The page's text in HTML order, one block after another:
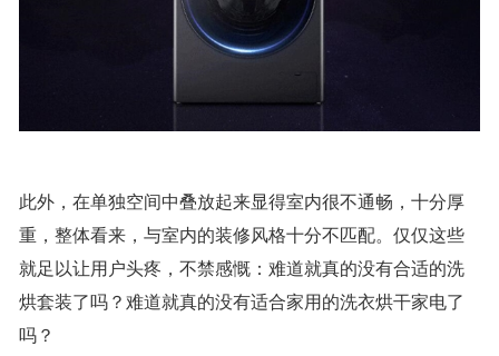
此外，在单独空间中叠放起来显得室内很不通畅，十分厚
重，整体看来，与室内的装修风格十分不匹配。仅仅这些
就足以让用户头疼，不禁感慨：难道就真的没有合适的洗
烘套装了吗？难道就真的没有适合家用的洗衣烘干家电了
吗？